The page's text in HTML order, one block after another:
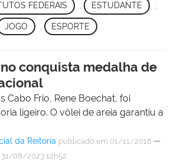
FEDERAIS , ESTUDANTE ,
JOGO ESPORTE
conquista medalha de
Cabo Frio, Rene Boechat, foi
ligeiro. O vôlei de areia garantiu a
da Reitoria publicado em 01/11/2018 —
08/2023 12h52